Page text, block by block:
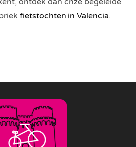
fietstochten in Valencia.